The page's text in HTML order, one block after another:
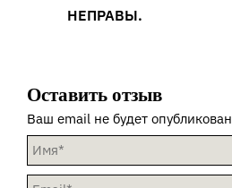
НЕПРАВЫ.
Оставить отзыв
Ваш email не будет опубликован